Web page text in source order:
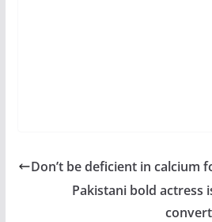
Don’t be deficient in calcium
Pakistani bold actress